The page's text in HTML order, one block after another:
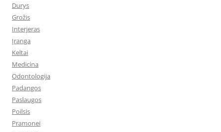
Durys
Grožis
Interjeras
Įranga
Keltai
Medicina
Odontologija
Padangos
Paslaugos
Poilsis
Pramonei